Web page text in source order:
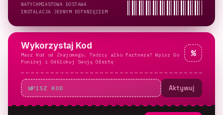
NATYCHMIASTOWA DOSTAWA
INSTALACJA JEDNYM DOTKNIĘCIEM
Wykorzystaj Kod
Masz Kod od Znajomego, Twórcy albo Partnera? Wpisz Go
Poniżej i Odblokuj Swoją Ofertę
%
Aktywuj